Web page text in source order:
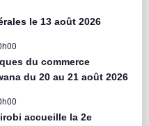
le 13 août 2026
du commerce
du 20 au 21 août 2026
accueille la 2e